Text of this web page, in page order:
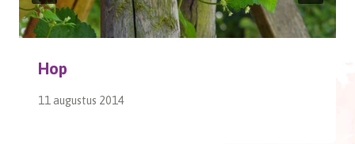
Hop
11 augustus 2014